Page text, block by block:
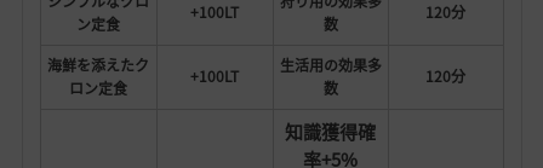
ン定食
+100LT
数
120分
海鮮を添えたク
ロン定食
+100LT
生活用の効果多
数
120分
知識獲得確
率+5%